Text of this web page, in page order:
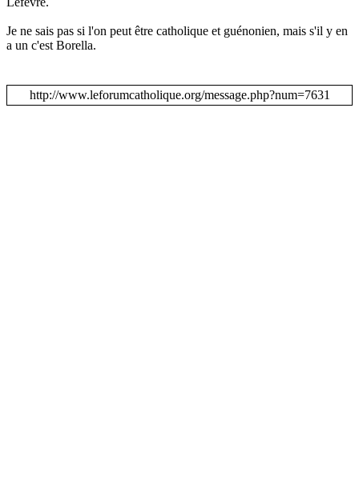
Je ne sais pas si l'on peut être catholique et guénonien, mais s'il y en
a un c'est Borella.
http://www.leforumcatholique.org/message.php?num=7631